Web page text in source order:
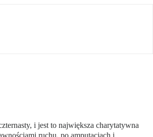
i jest to największa charytatywna
ruchu, po amputacjach i